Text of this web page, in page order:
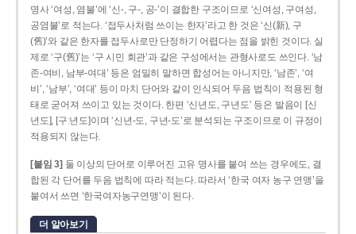
명사 ‘여성, 염불’에 ‘신-, 구-, 공-’이 결합한 구조이므로 ‘신여성, 구여성,
공염불’로 적는다. ‘접두사처럼 쓰이는 한자’라고 한 것은 ‘신(新), 구
(舊)’와 같은 한자를 접두사로만 단정하기 어렵다는 점을 밝힌 것이다. 실
제로 ‘구(舊)’는 ‘구 시민 회관’과 같은 구성에서는 관형사로도 쓰인다. ‘남
존­-여비, 남부-­여대’ 등은 엄밀히 말하면 합성어는 아니지만, ‘남존’, ‘여
비’, ‘남부’, ‘여대’ 등이 마치 단어와 같이 인식되어 두음 법칙이 적용된 형
태로 굳어져 쓰이고 있는 것이다. 한편 ‘신년도, 구년도’ 등은 발음이 [신
년도], [구ː년도]이며 ‘신년­-도, 구년-­도’로 분석되는 구조이므로 이 규정이
적용되지 않는다.
[붙임 3] 둘 이상의 단어로 이루어진 고유 명사를 붙여 쓰는 경우에도, 결
합된 각 단어를 두음 법칙에 따라 적는다. 따라서 ‘한국 여자 농구 연맹’을
붙여서 쓰면 ‘한국여자농구연맹’이 된다.
더 알아보기